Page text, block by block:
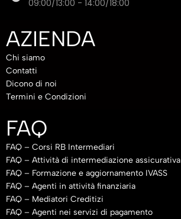
09:00/13:00 - 14:00/18:00
AZIENDA
Chi siamo
Contatti
Dicono di noi
Termini e Condizioni
FAQ
FAQ – Corsi RB Intermediari
FAQ – Attività di intermediazione assicurativa
FAQ – Formazione e aggiornamento IVASS
FAQ – Agenti in attività finanziaria
FAQ – Mediatori Creditizi
FAQ – Agenti nei servizi di pagamento